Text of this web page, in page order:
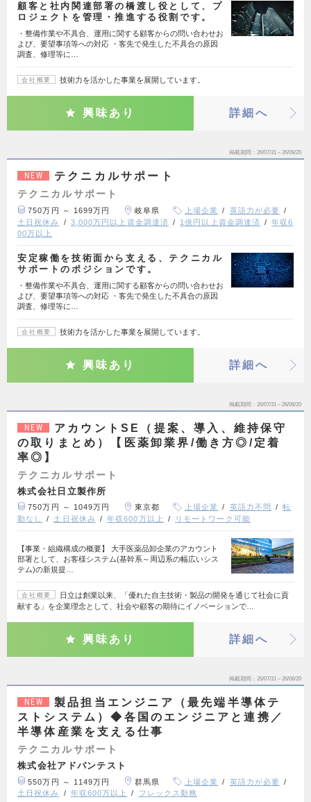
顧客と社内関連部署の橋渡し役として、プ
ロジェクトを管理・推進する役割です。
・整備作業や不具合、運用に関する顧客からの問い合わせお
よび、要望事項等への対応 ・客先で発生した不具合の原因
調査、修理等に…
会社概要 技術力を活かした事業を展開しています。
興味あり 詳細へ
掲載期間 26/07/31～26/08/20
NEW テクニカルサポート
テクニカルサポート
750万円 ～ 1699万円 岐阜県 上場企業
英語力が必要
土日祝休み
3,000万円以上資金調達済 1億円以上資金調達済
年収6
00万以上
安定稼働を技術面から支える、テクニカル
サポートのポジションです。
・整備作業や不具合、運用に関する顧客からの問い合わせお
よび、要望事項等への対応 ・客先で発生した不具合の原因
調査、修理等に…
会社概要 技術力を活かした事業を展開しています。
興味あり 詳細へ
掲載期間 26/07/31～26/08/20
NEW
アカウントSE（提案、導入、維持保守
の取りまとめ）【医薬卸業界/働き方◎/定着
率◎】
テクニカルサポート
株式会社日立製作所
750万円 ～ 1049万円 東京都 上場企業 英語力不問
転
勤なし
土日祝休み 年収600万以上 リモートワーク可能
【事業・組織構成の概要】 大手医薬品卸企業のアカウント
部署として、お客様システム(基幹系～周辺系の幅広いシス
テム)の新規提…
会社概要
日立は創業以来、「優れた自主技術・製品の開発を通じて社会に貢
献する」を企業理念として、社会や顧客の期待にイノベーションで…
興味あり 詳細へ
掲載期間 26/07/31～26/08/20
NEW
製品担当エンジニア（最先端半導体テ
ストシステム）◆各国のエンジニアと連携／
半導体産業を支える仕事
テクニカルサポート
株式会社アドバンテスト
550万円 ～ 1149万円 群馬県 上場企業
英語力が必要
土日祝休み
年収600万以上 フレックス勤務